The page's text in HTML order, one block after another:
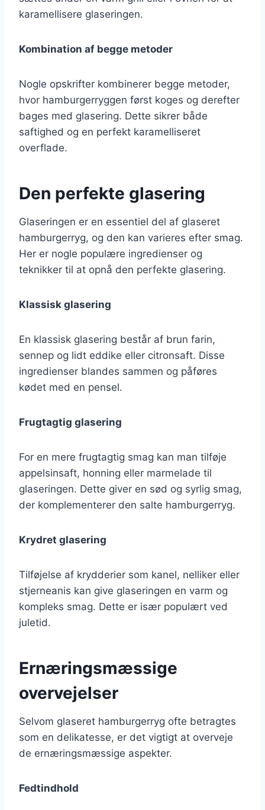
karamellisere glaseringen.
Kombination af begge metoder
Nogle opskrifter kombinerer begge metoder,
hvor hamburgerryggen først koges og derefter
bages med glasering. Dette sikrer både
saftighed og en perfekt karamelliseret
overflade.
Den perfekte glasering
Glaseringen er en essentiel del af glaseret
hamburgerryg, og den kan varieres efter smag.
Her er nogle populære ingredienser og
teknikker til at opnå den perfekte glasering.
Klassisk glasering
En klassisk glasering består af brun farin,
sennep og lidt eddike eller citronsaft. Disse
ingredienser blandes sammen og påføres
kødet med en pensel.
Frugtagtig glasering
For en mere frugtagtig smag kan man tilføje
appelsinsaft, honning eller marmelade til
glaseringen. Dette giver en sød og syrlig smag,
der komplementerer den salte hamburgerryg.
Krydret glasering
Tilføjelse af krydderier som kanel, nelliker eller
stjerneanis kan give glaseringen en varm og
kompleks smag. Dette er især populært ved
juletid.
Ernæringsmæssige
overvejelser
Selvom glaseret hamburgerryg ofte betragtes
som en delikatesse, er det vigtigt at overveje
de ernæringsmæssige aspekter.
Fedtindhold